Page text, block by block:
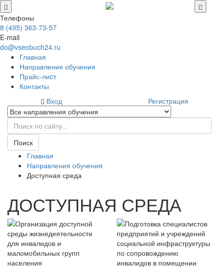
Телефоны
8 (495) 363-73-57
E-mail
do@vseobuch24.ru
Главная
Направления обучения
Прайс-лиcт
Контакты
Вход
Регистрация
Поиск
Главная
Направления обучения
Доступная среда
ДОСТУПНАЯ СРЕДА